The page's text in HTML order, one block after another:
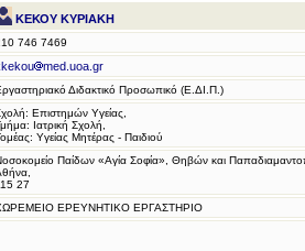
ΚΕΚΟΥ ΚΥΡΙΑΚΗ
746 7469
med.uoa.gr
Διδακτικό Προσωπικό (Ε.ΔΙ.Π.)
Επιστημών Υγείας,
Ιατρική Σχολή,
Υγείας Μητέρας - Παιδιού
Παίδων «Αγία Σοφία», Θηβών και
27
ΕΡΕΥΝΗΤΙΚΟ ΕΡΓΑΣΤΗΡΙΟ